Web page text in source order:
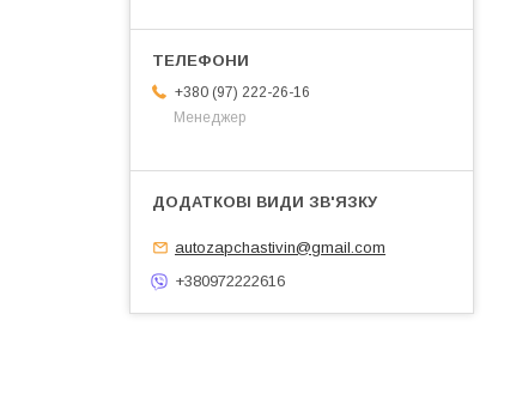
+380 (97) 222-26-16
Менеджер
autozapchastivin@gmail.com
+380972222616